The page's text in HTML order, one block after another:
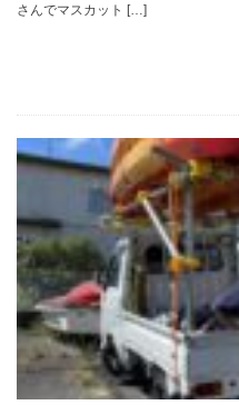
さんでマスカット […]